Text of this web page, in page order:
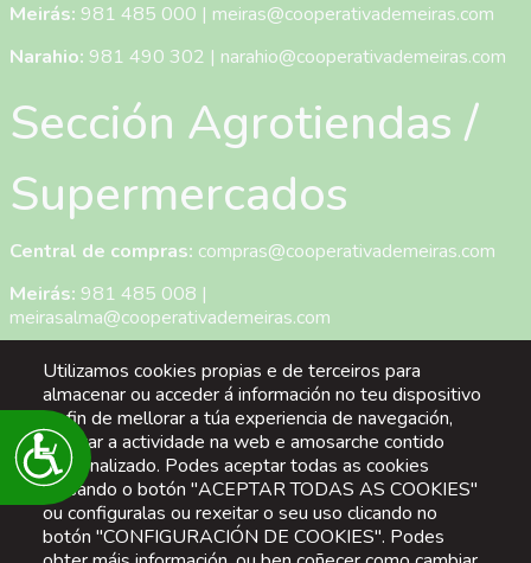
Accesibilidade
Meirás: 981 485 000 | meiras@cooperativademeiras.com
Narahio: 981 490 302 | narahio@cooperativademeiras.com
Sección Agrotiendas /
Supermercados
Central de compras: compras@cooperativademeiras.com
Meirás: 981 485 008 |
meirasalma@cooperativademeiras.com
San Mateo:
981 333 140
|
smateoalma@cooperativademeiras.com
Narahio: 981 490 302 |
narahioalma@cooperativademeiras.com
San Sadurniño:637 808 162|
saturninoalma@cooperativademeiras.com
Utilizamos cookies propias e de terceiros para
almacenar ou acceder á información no teu dispositivo
co fin de mellorar a túa experiencia de navegación,
analizar a actividade na web e amosarche contido
personalizado. Podes aceptar todas as cookies
pulsando o botón "ACEPTAR TODAS AS COOKIES"
ou configuralas ou rexeitar o seu uso clicando no
botón "CONFIGURACIÓN DE COOKIES". Podes